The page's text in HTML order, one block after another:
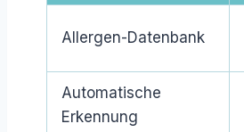
Allergen-Datenbank
Automatische
Erkennung